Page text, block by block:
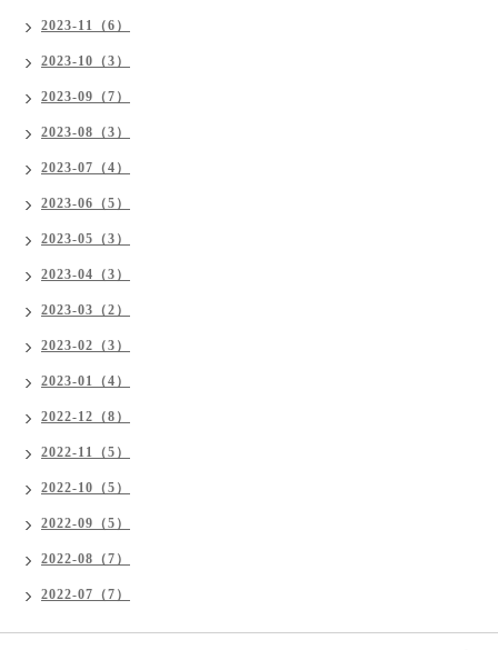
2023-11（6）
2023-10（3）
2023-09（7）
2023-08（3）
2023-07（4）
2023-06（5）
2023-05（3）
2023-04（3）
2023-03（2）
2023-02（3）
2023-01（4）
2022-12（8）
2022-11（5）
2022-10（5）
2022-09（5）
2022-08（7）
2022-07（7）